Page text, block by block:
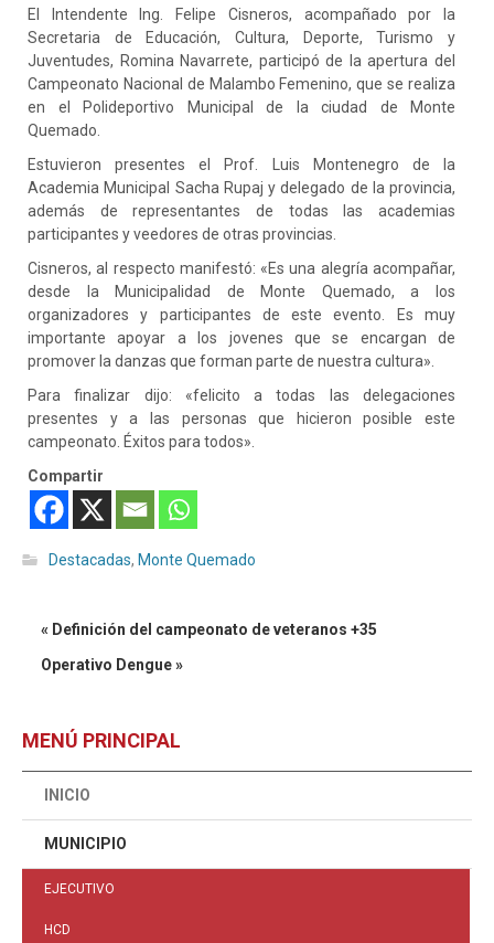
El Intendente Ing. Felipe Cisneros, acompañado por la
Secretaria de Educación, Cultura, Deporte, Turismo y
Juventudes, Romina Navarrete, participó de la apertura del
Campeonato Nacional de Malambo Femenino, que se realiza
en el Polideportivo Municipal de la ciudad de Monte
Quemado.
Estuvieron presentes el Prof. Luis Montenegro de la
Academia Municipal Sacha Rupaj y delegado de la provincia,
además de representantes de todas las academias
participantes y veedores de otras provincias.
Cisneros, al respecto manifestó: «Es una alegría acompañar,
desde la Municipalidad de Monte Quemado, a los
organizadores y participantes de este evento. Es muy
importante apoyar a los jovenes que se encargan de
promover la danzas que forman parte de nuestra cultura».
Para finalizar dijo: «felicito a todas las delegaciones
presentes y a las personas que hicieron posible este
campeonato. Éxitos para todos».
Compartir
Destacadas, Monte Quemado
« Definición del campeonato de veteranos +35
Operativo Dengue »
MENÚ PRINCIPAL
INICIO
MUNICIPIO
EJECUTIVO
HCD